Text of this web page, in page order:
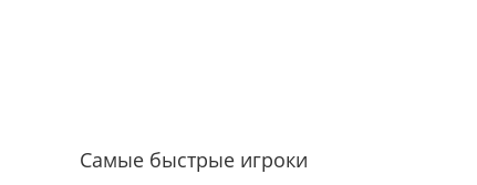
Самые быстрые игроки